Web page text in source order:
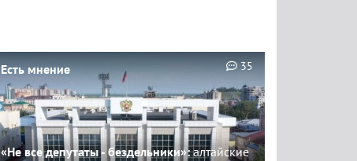
Есть мнение
«Не все депутаты - бездельники»:алтайские
35